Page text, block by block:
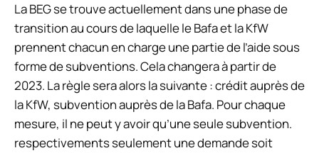
La BEG se trouve actuellement dans une phase de
transition au cours de laquelle le Bafa et la KfW
prennent chacun en charge une partie de l’aide sous
forme de subventions. Cela changera à partir de
2023. La règle sera alors la suivante : crédit auprès de
la KfW, subvention auprès de la Bafa. Pour chaque
mesure, il ne peut y avoir qu’une seule subvention.
respectivements seulementune demandesoit